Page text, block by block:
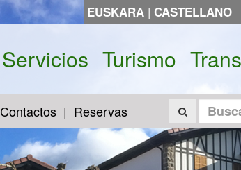
EUSKARA | CASTELLANO
Servicios Turismo
Contactos Reservas